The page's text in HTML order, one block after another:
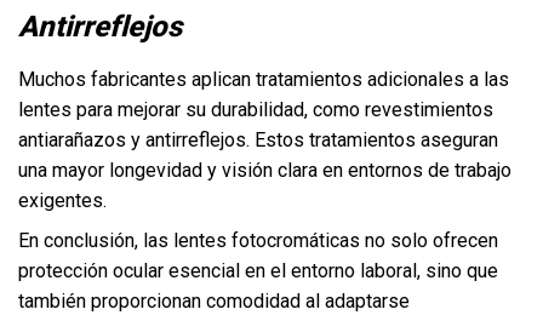
Antirreflejos
Muchos fabricantes aplican tratamientos adicionales a las
lentes para mejorar su durabilidad, como revestimientos
antiarañazos y antirreflejos. Estos tratamientos aseguran
una mayor longevidad y visión clara en entornos de trabajo
exigentes.
En conclusión, las lentes fotocromáticas no solo ofrecen
protección ocular esencial en el entorno laboral, sino que
también proporcionan comodidad al adaptarse